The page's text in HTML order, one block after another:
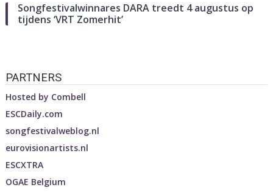
Songfestivalwinnares DARA treedt 4 augustus op
tijdens ‘VRT Zomerhit’
PARTNERS
Hosted by Combell
ESCDaily.com
songfestivalweblog.nl
eurovisionartists.nl
ESCXTRA
OGAE Belgium